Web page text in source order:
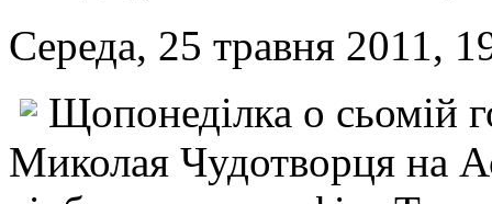
Середа, 25 травня 2011,
Щопонеділка о сьомій
Миколая Чудотворця на